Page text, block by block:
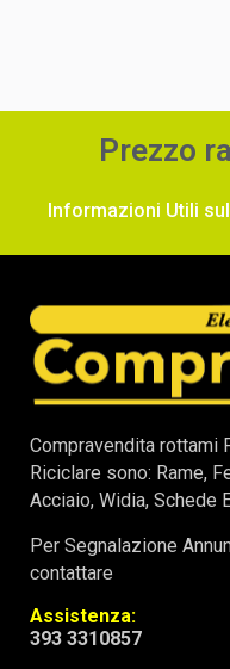
Prezzo
Informazioni Utili
Compravendita rottami
Riciclare sono: Rame,
Acciaio, Widia, Schede
Per Segnalazione
contattare
Assistenza:
393 3310857